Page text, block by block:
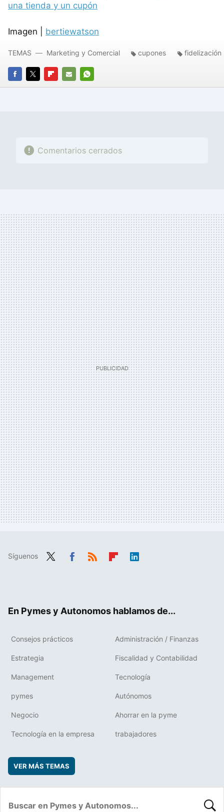
una tienda y un cupón
Imagen | bertiewatson
FACEBOOK
TWITTERFLIPBOARD
E-
WHATSAPP
TEMAS Marketing y Comercial cupones fidelización
Comentarios cerrados
Síguenos
En Pymes y Autonomos hablamos de...
Consejos prácticos Administración / Finanzas
Estrategia Fiscalidad y Contabilidad
Management Tecnología
pymes Autónomos
Negocio Ahorrar en la pyme
Tecnología en la empresa trabajadores
VER MÁS TEMAS